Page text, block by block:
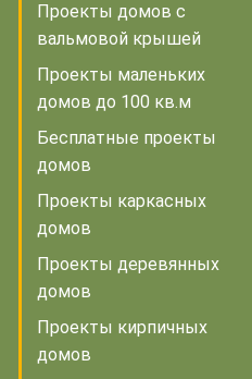
Проекты домов с
вальмовой крышей
Проекты маленьких
домов до 100 кв.м
Бесплатные проекты
домов
Проекты каркасных
домов
Проекты деревянных
домов
Проекты кирпичных
домов